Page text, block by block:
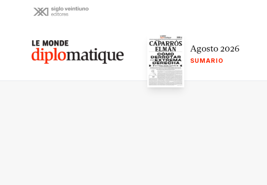
Le monde diplomatique Agosto 2026
SUMARIO